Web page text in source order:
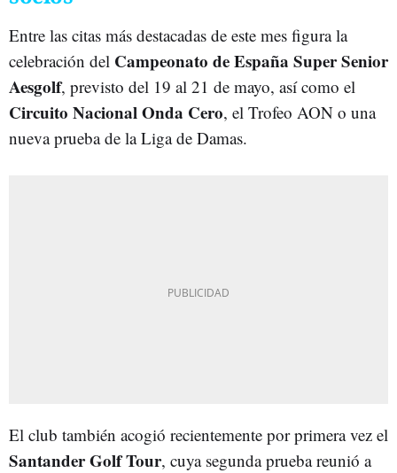
Entre las citas más destacadas de este mes figura la
celebración del Campeonato de España Super Senior
Aesgolf, previsto del 19 al 21 de mayo, así como el
Circuito Nacional Onda Cero, el Trofeo AON o una
nueva prueba de la Liga de Damas.
El club también acogió recientemente por primera vez el
Santander Golf Tour, cuya segunda prueba reunió a